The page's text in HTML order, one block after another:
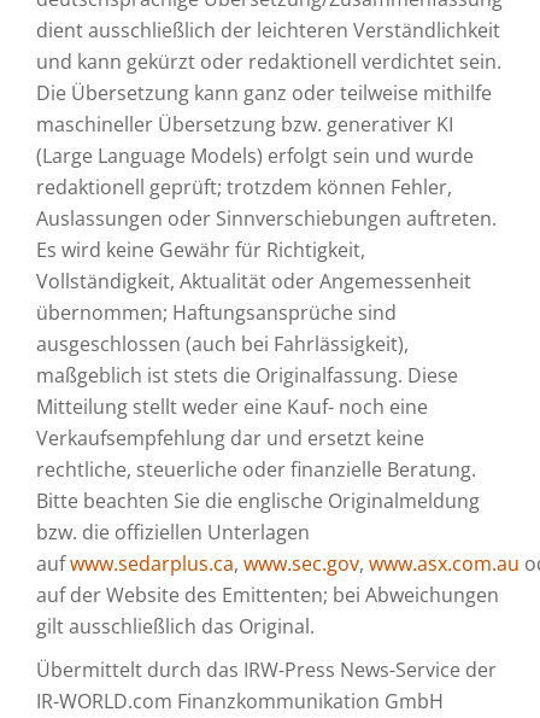
dient ausschließlich der leichteren Verständlichkeit
und kann gekürzt oder redaktionell verdichtet sein.
Die Übersetzung kann ganz oder teilweise mithilfe
maschineller Übersetzung bzw. generativer KI
(Large Language Models) erfolgt sein und wurde
redaktionell geprüft; trotzdem können Fehler,
Auslassungen oder Sinnverschiebungen auftreten.
Es wird keine Gewähr für Richtigkeit,
Vollständigkeit, Aktualität oder Angemessenheit
übernommen; Haftungsansprüche sind
ausgeschlossen (auch bei Fahrlässigkeit),
maßgeblich ist stets die Originalfassung. Diese
Mitteilung stellt weder eine Kauf- noch eine
Verkaufsempfehlung dar und ersetzt keine
rechtliche, steuerliche oder finanzielle Beratung.
Bitte beachten Sie die englische Originalmeldung
bzw. die offiziellen Unterlagen
aufwww.sedarplus.ca, www.sec.gov, www.asx.com.au
auf der Website des Emittenten; bei Abweichungen
gilt ausschließlich das Original.
Übermittelt durch das IRW-Press News-Service der
IR-WORLD.com Finanzkommunikation GmbH